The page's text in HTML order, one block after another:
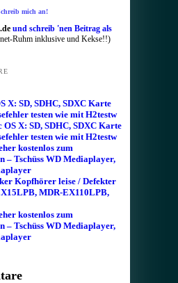
mich an!
und schreib 'nen Beitrag als
Ruhm inklusive und Kekse!!)
X: SD, SDHC, SDXC Karte
testen wie mit H2testw
OS X: SD, SDHC, SDXC Karte
testen wie mit H2testw
kostenlos zum
– Tschüss WD Mediaplayer,
Kopfhörer leise / Defekter
MDR-EX110LPB,
kostenlos zum
– Tschüss WD Mediaplayer,